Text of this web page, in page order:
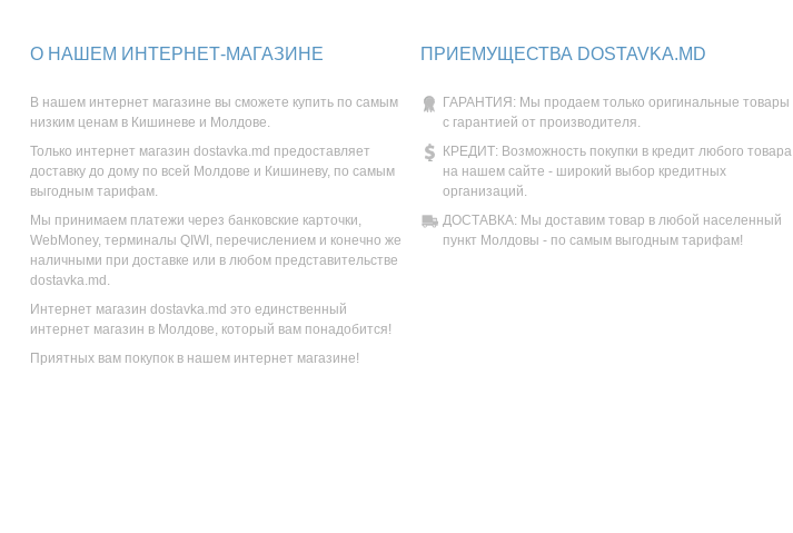
О НАШЕМ ИНТЕРНЕТ-МАГАЗИНЕ
В нашем интернет магазине вы сможете купить по самым
низким ценам в Кишиневе и Молдове.
Только интернет магазин dostavka.md предоставляет
доставку до дому по всей Молдове и Кишиневу, по самым
выгодным тарифам.
Мы принимаем платежи через банковские карточки,
WebMoney, терминалы QIWI, перечислением и конечно же
наличными при доставке или в любом представительстве
dostavka.md.
Интернет магазин dostavka.md это единственный
интернет магазин в Молдове, который вам понадобится!
Приятных вам покупок в нашем интернет магазине!
ПРИЕМУЩЕСТВА DOSTAVKA.MD
ГАРАНТИЯ: Мы продаем только оригинальные товары
с гарантией от производителя.
КРЕДИТ: Возможность покупки в кредит любого товара
на нашем сайте - широкий выбор кредитных
организаций.
ДОСТАВКА: Мы доставим товар в любой населенный
пункт Молдовы - по самым выгодным тарифам!